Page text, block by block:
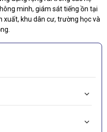
minh, giám sát tiếng ồn tại
xuất, khu dân cư, trường học và